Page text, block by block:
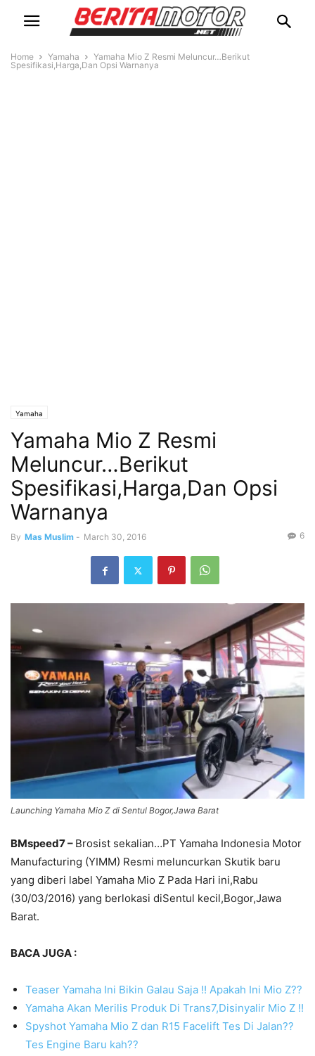
Home Yamaha
Yamaha Mio Z Resmi Meluncur…Berikut
Spesifikasi,Harga,Dan Opsi Warnanya
Yamaha
Yamaha Mio Z Resmi
Meluncur…Berikut
Spesifikasi,Harga,Dan Opsi
Warnanya
By Mas Muslim - March 30, 2016 6
Launching Yamaha Mio Z di Sentul Bogor,Jawa Barat
BMspeed7 – Brosist sekalian…PT Yamaha Indonesia Motor
Manufacturing (YIMM) Resmi meluncurkan Skutik baru
yang diberi label Yamaha Mio Z Pada Hari ini,Rabu
(30/03/2016) yang berlokasi diSentul kecil,Bogor,Jawa
Barat.
BACA JUGA :
Teaser Yamaha Ini Bikin Galau Saja !! Apakah Ini Mio Z??
Yamaha Akan Merilis Produk Di Trans7,Disinyalir Mio Z !!
Spyshot Yamaha Mio Z dan R15 Facelift Tes Di Jalan??
Tes Engine Baru kah??